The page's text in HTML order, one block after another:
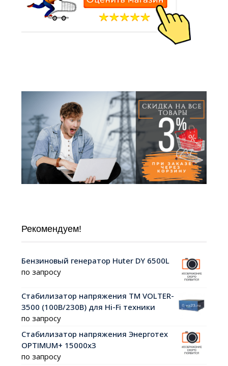
Рекомендуем!
Бензиновый генератор Huter DY 6500L
по запросу
Стабилизатор напряжения ТМ VOLTER-
3500 (100В/230В) для Hi-Fi техники
по запросу
Стабилизатор напряжения Энерготех
OPTIMUM+ 15000х3
по запросу